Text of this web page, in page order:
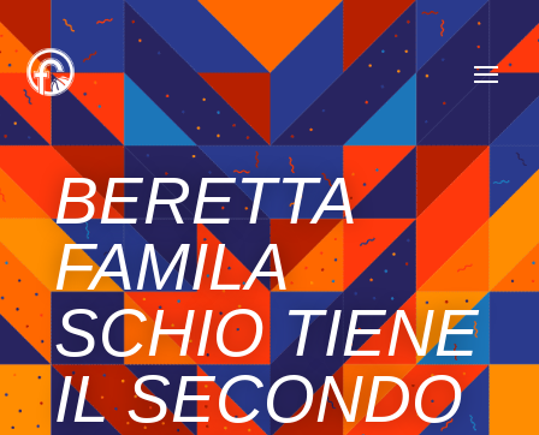
BERETTA
FAMILA
SCHIO TIENE
IL SECONDO